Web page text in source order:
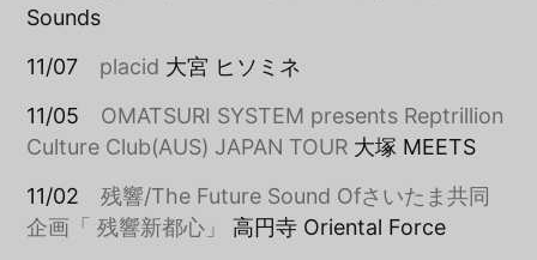
Sounds
11/07 placid 大宮 ヒソミネ
11/05 OMATSURI SYSTEM presents Reptrillion
Culture Club(AUS) JAPAN TOUR 大塚 MEETS
11/02残響/The Future Sound Ofさいたま共同
企画「 残響新都心」
高円寺 Oriental Force